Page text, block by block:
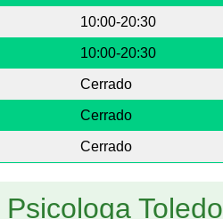
10:00-20:30
10:00-20:30
Cerrado
Cerrado
Cerrado
Toledo